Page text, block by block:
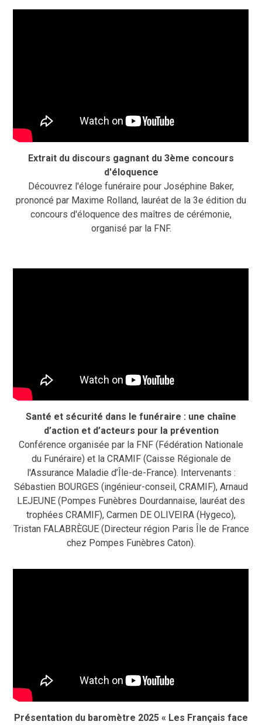
Extrait du discours gagnant du 3ème concours
d'éloquence
Découvrez l'éloge funéraire pour Joséphine Baker,
prononcé par Maxime Rolland, lauréat de la 3e édition du
concours d'éloquence des maîtres de cérémonie,
organisé par la FNF.
Santé et sécurité dans le funéraire : une chaîne
d’action et d’acteurs pour la prévention
Conférence organisée par la FNF (Fédération Nationale
du Funéraire) et la CRAMIF (Caisse Régionale de
l'Assurance Maladie d’Île-de-France). Intervenants :
Sébastien BOURGES (ingénieur-conseil, CRAMIF), Arnaud
LEJEUNE (Pompes Funèbres Dourdannaise, lauréat des
trophées CRAMIF), Carmen DE OLIVEIRA (Hygeco),
Tristan FALABRÈGUE (Directeur région Paris Île de France
chez Pompes Funèbres Caton).
Présentation du baromètre 2025 « Les Français face